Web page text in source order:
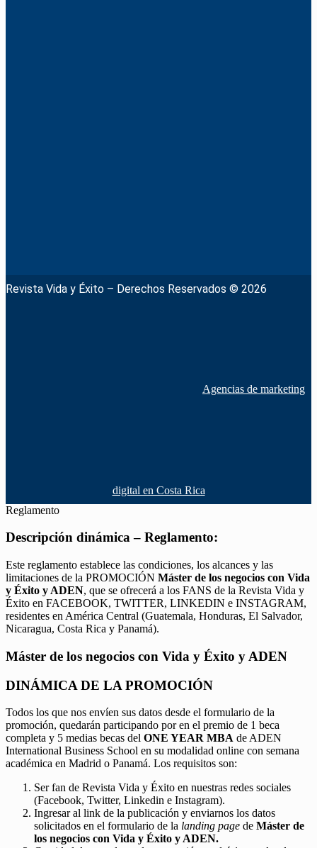
Revista Vida y Éxito – Derechos Reservados © 2026
Agencias de marketing
digital en Costa Rica
Reglamento
Descripción dinámica – Reglamento:
Este reglamento establece las condiciones, los alcances y las
limitaciones de la PROMOCIÓN Máster de los negocios con Vida
y Éxito y ADEN, que se ofrecerá a los FANS de la Revista Vida y
Éxito en FACEBOOK, TWITTER, LINKEDIN e INSTAGRAM,
residentes en América Central (Guatemala, Honduras, El Salvador,
Nicaragua, Costa Rica y Panamá).
Máster de los negocios con Vida y Éxito y ADEN
DINÁMICA DE LA PROMOCIÓN
Todos los que nos envíen sus datos desde el formulario de la
promoción, quedarán participando por en el premio de 1 beca
completa y 5 medias becas del ONE YEAR MBA de ADEN
International Business School en su modalidad online con semana
académica en Madrid o Panamá. Los requisitos son:
Ser fan de Revista Vida y Éxito en nuestras redes sociales
(Facebook, Twitter, Linkedin e Instagram).
Ingresar al link de la publicación y enviarnos los datos
solicitados en el formulario de la landing page de Máster de
los negocios con Vida y Éxito y ADEN.